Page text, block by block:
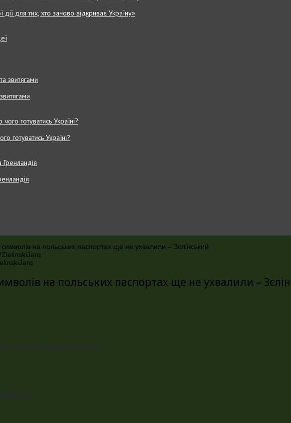
для тих, хто заново відкриває Україну»
готуватись Україні?
на польських паспортах ще не ухвалили – Зєлінський
на польських паспортах ще не ухвалили –